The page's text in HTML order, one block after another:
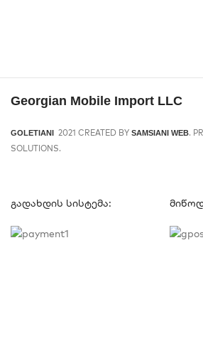
Georgian Mobile Import LLC
GOLETIANI 2021 CREATED BY SAMSIANI WEB.
SOLUTIONS.
გადახდის სისტემა: